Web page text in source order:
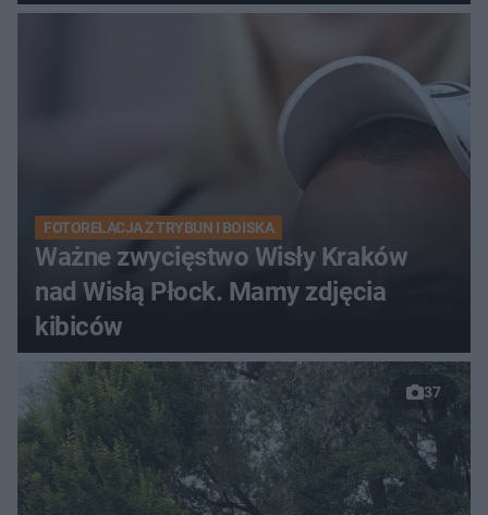
FOTORELACJA Z TRYBUN I BOISKA
Ważne zwycięstwo Wisły Kraków
nad Wisłą Płock. Mamy zdjęcia
kibiców
37